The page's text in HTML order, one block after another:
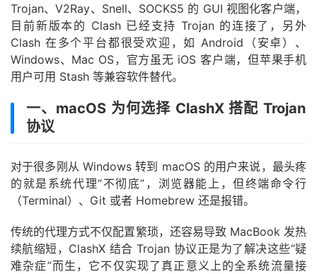
Trojan、V2Ray、Snell、SOCKS5 的 GUI 视图化客户端，
目前新版本的 Clash 已经支持 Trojan 的连接了，另外
Clash 在多个平台都很受欢迎，如 Android（安卓）、
Windows、Mac OS，官方虽无 iOS 客户端，但苹果手机
用户可用 Stash 等兼容软件替代。
一、macOS 为何选择 ClashX 搭配 Trojan
协议
对于很多刚从 Windows 转到 macOS 的用户来说，最头疼
的就是系统代理“不彻底”，浏览器能上，但终端命令行
（Terminal）、Git 或者 Homebrew 还是报错。
传统的代理方式不仅配置繁琐，还容易导致 MacBook 发热
续航缩短，ClashX 结合 Trojan 协议正是为了解决这些“疑
难杂症”而生，它不仅实现了真正意义上的全系统流量接